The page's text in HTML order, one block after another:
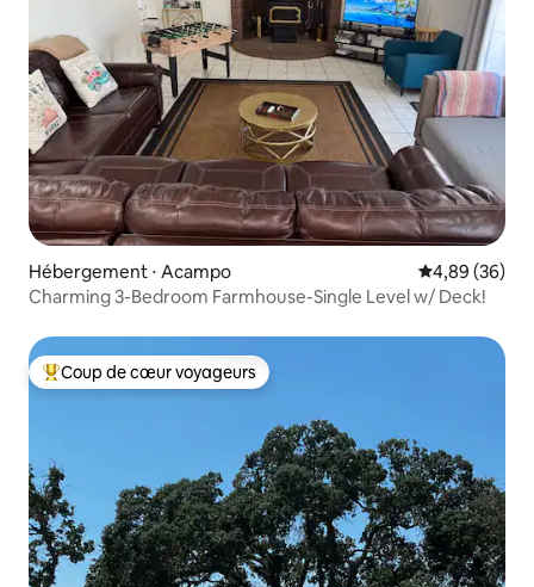
Hébergement ⋅ Acampo Évaluation
4,89 (36)
Charming 3-Bedroom Farmhouse-Single Level w/ Deck!
Coups de cœur voyageurs les plus appréciés
Coup de cœur voyageurs